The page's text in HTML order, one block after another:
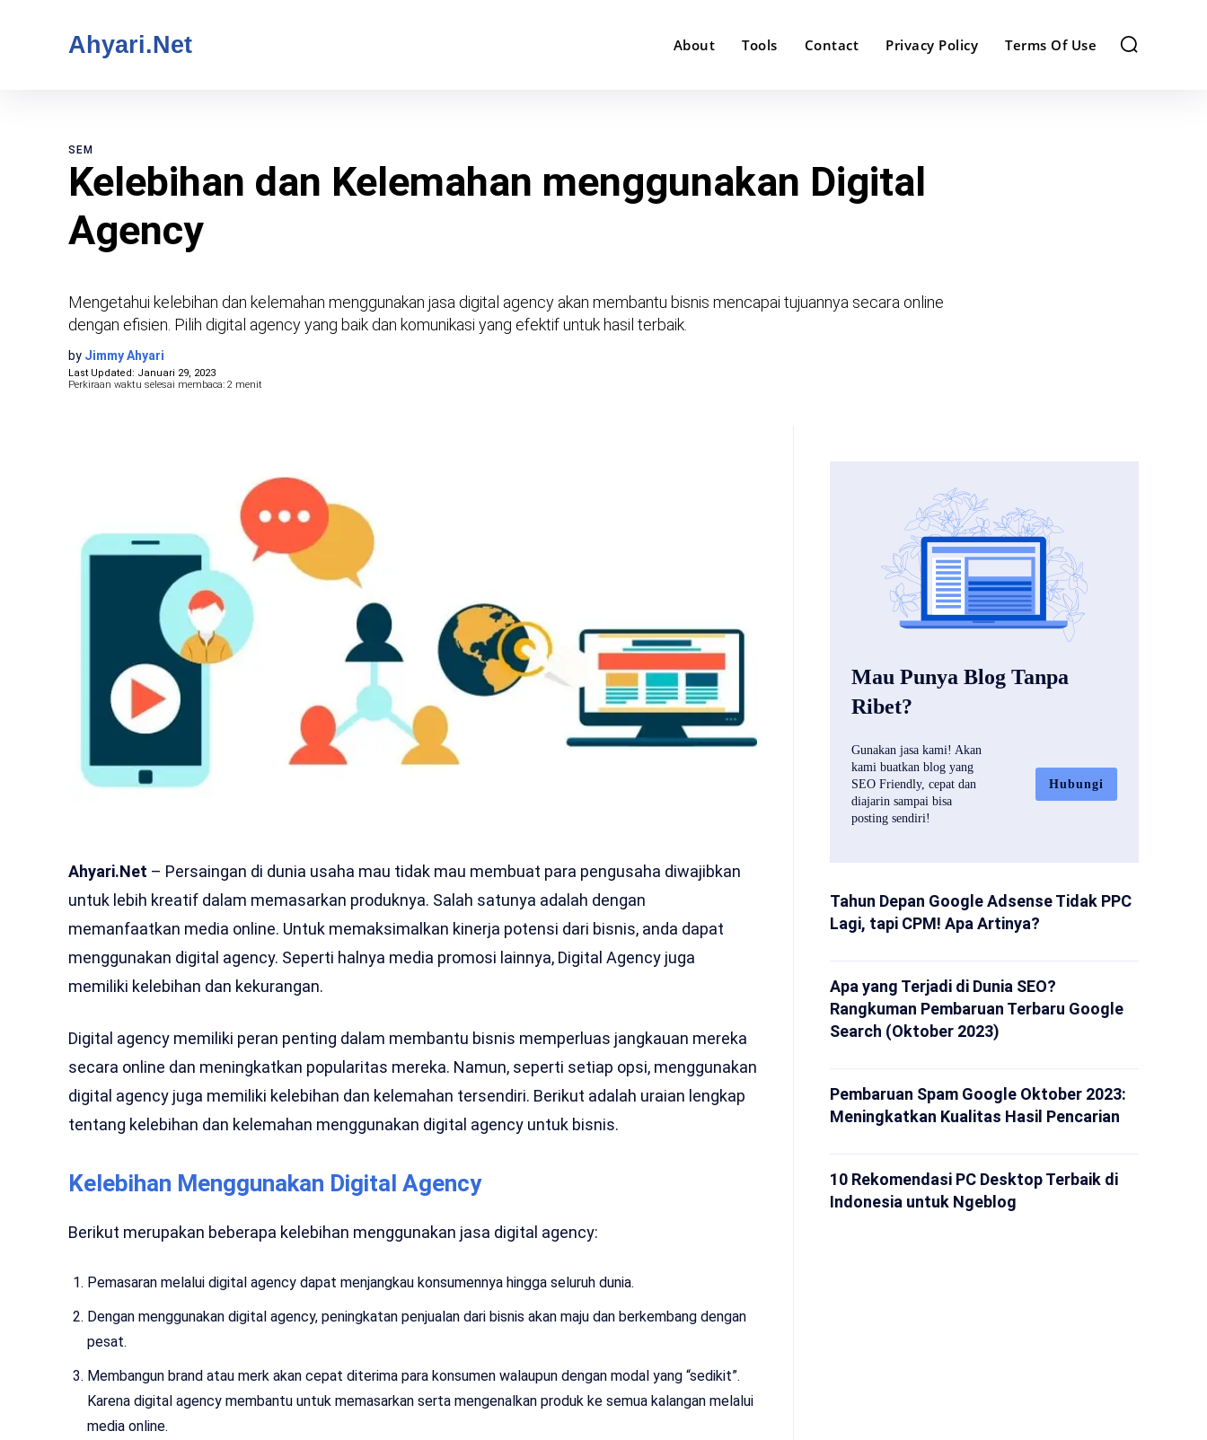
Ahyari.Net About Tools Contact Privacy Policy Terms Of Use
SEM
Kelebihan dan Kelemahan menggunakan Digital
Agency
Mengetahui kelebihan dan kelemahan menggunakan jasa digital agency akan membantu bisnis mencapai tujuannya secara online
dengan efisien. Pilih digital agency yang baik dan komunikasi yang efektif untuk hasil terbaik.
by Jimmy Ahyari
Last Updated: Januari 29, 2023
Perkiraan waktu selesai membaca: 2 menit
Ahyari.Net – Persaingan di dunia usaha mau tidak mau membuat para pengusaha diwajibkan
untuk lebih kreatif dalam memasarkan produknya. Salah satunya adalah dengan
memanfaatkan media online. Untuk memaksimalkan kinerja potensi dari bisnis, anda dapat
menggunakan digital agency. Seperti halnya media promosi lainnya, Digital Agency juga
memiliki kelebihan dan kekurangan.
Digital agency memiliki peran penting dalam membantu bisnis memperluas jangkauan mereka
secara online dan meningkatkan popularitas mereka. Namun, seperti setiap opsi, menggunakan
digital agency juga memiliki kelebihan dan kelemahan tersendiri. Berikut adalah uraian lengkap
tentang kelebihan dan kelemahan menggunakan digital agency untuk bisnis.
Kelebihan Menggunakan Digital Agency
Berikut merupakan beberapa kelebihan menggunakan jasa digital agency:
Pemasaran melalui digital agency dapat menjangkau konsumennya hingga seluruh dunia.
Dengan menggunakan digital agency, peningkatan penjualan dari bisnis akan maju dan berkembang dengan
pesat.
Membangun brand atau merk akan cepat diterima para konsumen walaupun dengan modal yang “sedikit”.
Karena digital agency membantu untuk memasarkan serta mengenalkan produk ke semua kalangan melalui
media online.
Mau Punya Blog Tanpa
Ribet?
Gunakan jasa kami! Akan
kami buatkan blog yang
SEO Friendly, cepat dan
diajarin sampai bisa
posting sendiri!
Hubungi
Tahun Depan Google Adsense Tidak PPC
Lagi, tapi CPM! Apa Artinya?
Apa yang Terjadi di Dunia SEO?
Rangkuman Pembaruan Terbaru Google
Search (Oktober 2023)
Pembaruan Spam Google Oktober 2023:
Meningkatkan Kualitas Hasil Pencarian
10 Rekomendasi PC Desktop Terbaik di
Indonesia untuk Ngeblog